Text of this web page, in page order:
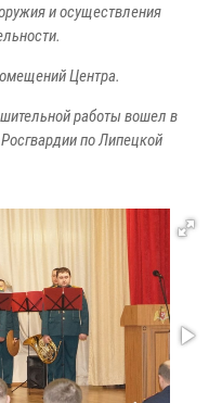
и осуществления
Центра.
работы вошел в
по Липецкой